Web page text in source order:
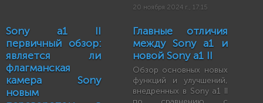
20 ноября 2024 г., 17:15
Sony a1 II
первичный обзор:
является ли
флагманская
камера Sony
новым
Главные отличия
между Sony a1 и
новой Sony a1 II
Обзор основных новых
функций и улучшений,
внедренных в Sony a1 II